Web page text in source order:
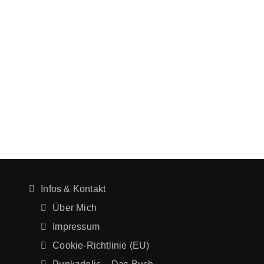
Infos & Kontakt
Über Mich
Impressum
Cookie-Richtlinie (EU)